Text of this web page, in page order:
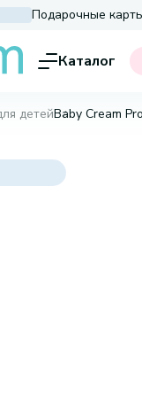
Подарочные
Каталог
детейBaby Cream